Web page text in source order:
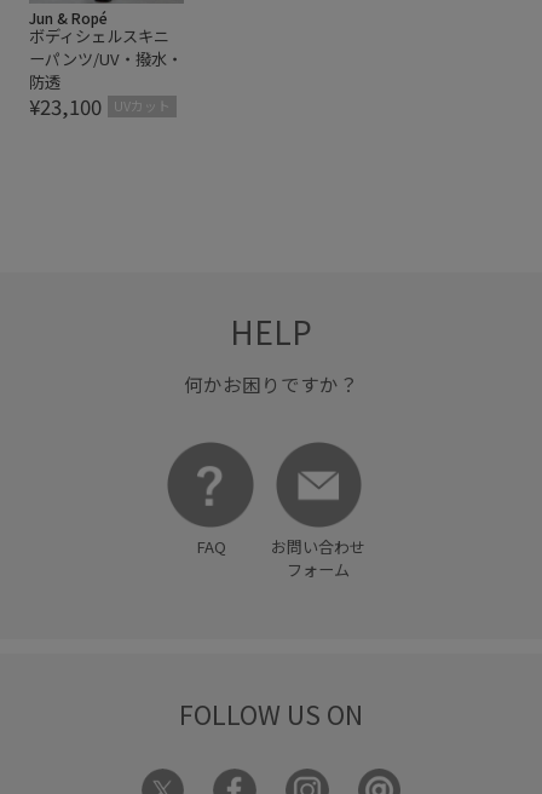
Jun & Ropé
ボディシェルスキニ
ーパンツ/UV・撥水・
防透
¥23,100 UVカット
HELP
何かお困りですか？
FAQ
お問い合わせ
フォーム
FOLLOW US ON